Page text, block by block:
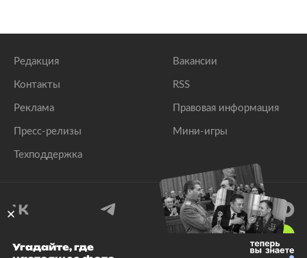
Редакция
Контакты
Реклама
Пресс-релизы
Техподдержка
Вакансии
RSS
Правовая информация
Мини-игры
© 1999–2026 Все права защищены.
Угадайте, где